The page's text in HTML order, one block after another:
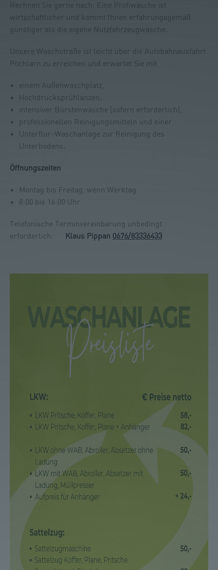
Rechnen Sie gerne nach: Eine Profiwäsche ist
wirtschaftlicher und kommt Ihnen erfahrungsgemäß
günstiger als die eigene Nutzfahrzeugwäsche.
Unsere Waschstraße ist leicht über die Autobahnausfahrt
Pöchlarn zu erreichen und erwartet Sie mit
einem Außenwaschplatz,
Hochdrucksprühlanzen,
intensiver Bürstenwäsche (sofern erforderlich),
professionellen Reinigungsmitteln und einer
Unterflur-Waschanlage zur Reinigung des
Unterbodens.
Öffnungszeiten
Montag bis Freitag, wenn Werktag
8:00 bis 16:00 Uhr
Telefonische Terminvereinbarung unbedingt
erforderlich: Klaus Pippan 0676/83336433